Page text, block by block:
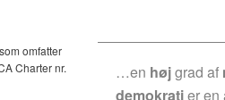
…en højgrad af
demokratier en
omfatter
Charter nr.